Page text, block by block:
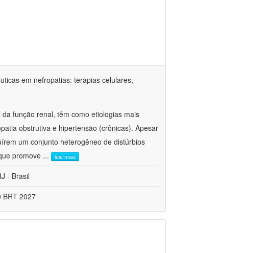
em nefropatias: terapias celulares,
função renal, têm como etiologias mais
obstrutiva e hipertensão (crônicas). Apesar
um conjunto heterogêneo de distúrbios
promove ... leia mais
- Brasil
BRT 2027